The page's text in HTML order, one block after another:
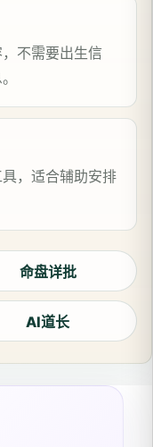
不需要出生信
，适合辅助安排
命盘详批
AI道长